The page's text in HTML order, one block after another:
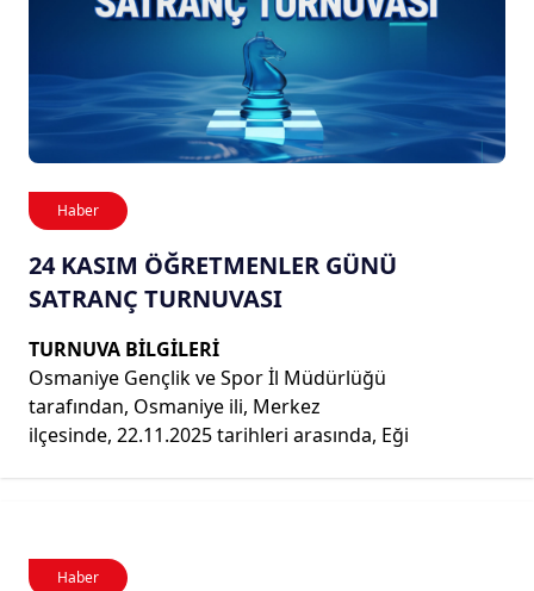
Haber
24 KASIM ÖĞRETMENLER GÜNÜ
SATRANÇ TURNUVASI
TURNUVA BİLGİLERİ
Osmaniye Gençlik ve Spor İl Müdürlüğü
tarafından, Osmaniye ili, Merkez
ilçesinde, 22.11.2025 tarihleri arasında, Eği
Haber